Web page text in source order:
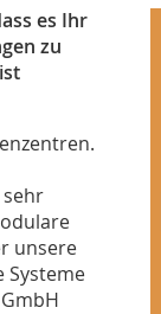
es Ihr
zu
unsere
Systeme